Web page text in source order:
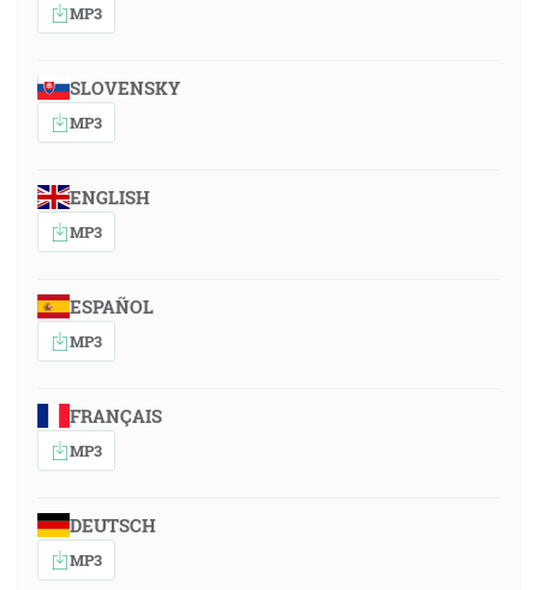
MP3
SLOVENSKY
MP3
ENGLISH
MP3
ESPAÑOL
MP3
FRANÇAIS
MP3
DEUTSCH
MP3